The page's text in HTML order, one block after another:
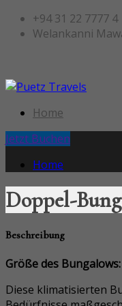
+94 31 22 7777 4
Welankanni
Home
Jetzt Buchen
Home
Doppel-
Beschreibung
Größe des
Diese klimatisierten